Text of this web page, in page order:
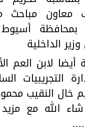
معاون مباحث
أسيوط
الداخلية
لابن العم
التجريبيات
خال النقيب
الله مع